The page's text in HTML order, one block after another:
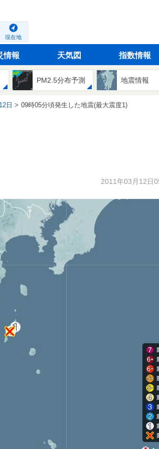
現在地
情報 天気図 指数情報
PM2.5分布予測 地震情報
日 09時05分頃発生した地震(最大震度1)
2011年03月12日